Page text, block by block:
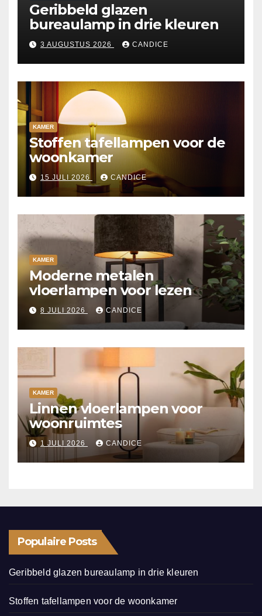
Geribbeld glazen
bureaulamp in drie kleuren
3 AUGUSTUS 2026 CANDICE
KAMER
Stoffen tafellampen voor de
woonkamer
15 JULI 2026 CANDICE
KAMER
Moderne metalen
vloerlampen voor lezen
8 JULI 2026 CANDICE
KAMER
Linnen vloerlampen voor
woonruimtes
1 JULI 2026 CANDICE
Populaire Posts
Geribbeld glazen bureaulamp in drie kleuren
Stoffen tafellampen voor de woonkamer